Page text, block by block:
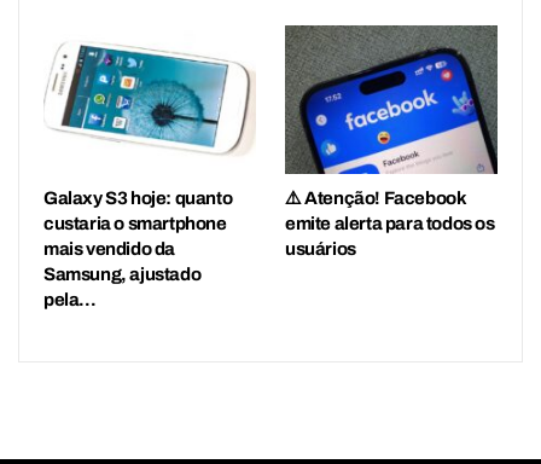
Galaxy S3 hoje: quanto
custaria o smartphone
mais vendido da
Samsung, ajustado
pela…
⚠️ Atenção! Facebook
emite alerta para todos os
usuários